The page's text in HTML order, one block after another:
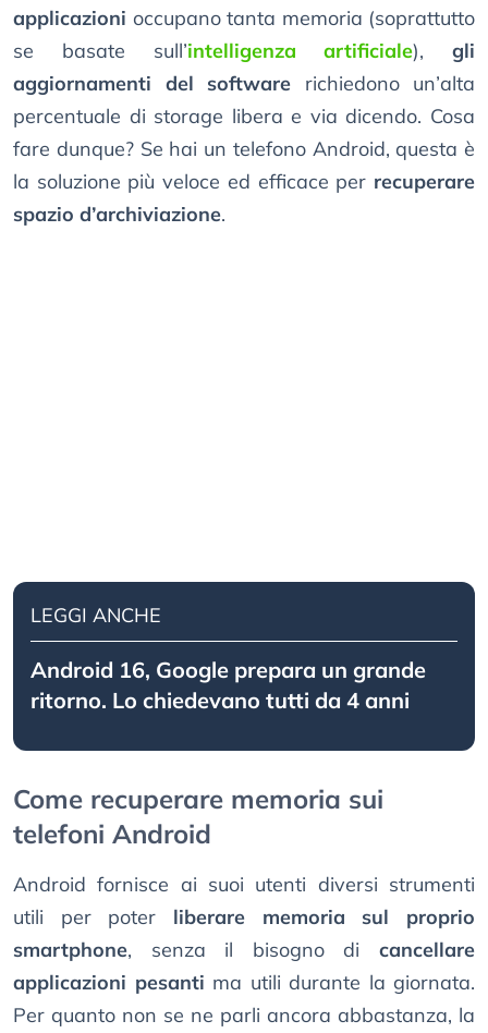
applicazioni occupano tanta memoria (soprattutto
se basate sull’intelligenza artificiale), gli
aggiornamenti del software richiedono un’alta
percentuale di storage libera e via dicendo. Cosa
fare dunque? Se hai un telefono Android, questa è
la soluzione più veloce ed efficace per recuperare
spazio d’archiviazione.
LEGGI ANCHE
Android 16, Google prepara un grande
ritorno. Lo chiedevano tutti da 4 anni
Come recuperare memoria sui
telefoni Android
Android fornisce ai suoi utenti diversi strumenti
utili per poter liberare memoria sul proprio
smartphone, senza il bisogno di cancellare
applicazioni pesanti ma utili durante la giornata.
Per quanto non se ne parli ancora abbastanza, la